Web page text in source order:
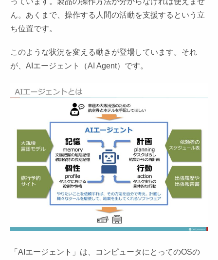
ん。あくまで、操作する人間の活動を支援するという立
ち位置です。
このような状況を変える動きが登場しています。それ
が、AIエージェント（AI Agent）です。
「AIエージェント」は、コンピュータにとってのOSの